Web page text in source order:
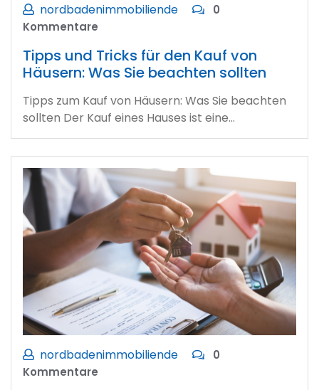
nordbadenimmobiliende
0
Kommentare
Tipps und Tricks für den Kauf von
Häusern: Was Sie beachten sollten
Tipps zum Kauf von Häusern: Was Sie beachten
sollten Der Kauf eines Hauses ist eine…
nordbadenimmobiliende
0
Kommentare